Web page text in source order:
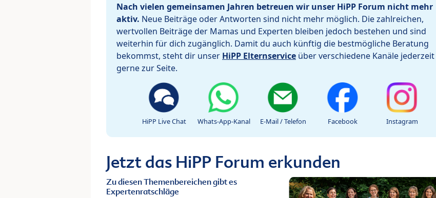
Nach vielen gemeinsamen Jahren betreuen wir unser HiPP Forum nicht mehr
aktiv. Neue Beiträge oder Antworten sind nicht mehr möglich. Die zahlreichen,
wertvollen Beiträge der Mamas und Experten bleiben jedoch bestehen und sind
weiterhin für dich zugänglich. Damit du auch künftig die bestmögliche Beratung
bekommst, steht dir unser HiPP Elternservice über verschiedene Kanäle jederzeit
gerne zur Seite.
HiPP Live Chat Whats-App-Kanal E-Mail / Telefon Facebook Instagram
Jetzt das HiPP Forum erkunden
Zu diesen Themenbereichen gibt es
Expertenratschläge